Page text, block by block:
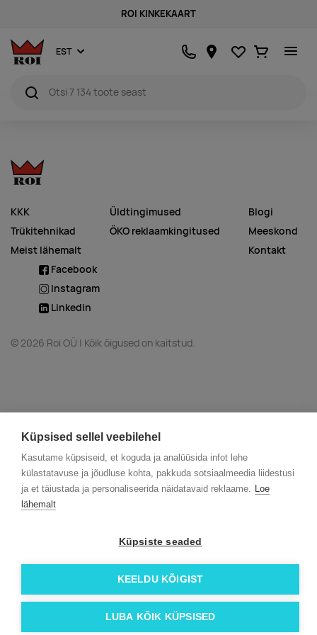
Küpsised sellel veebilehel
Kasutame küpsiseid, et koguda ja analüüsida infot lehe
külastatavuse ja jõudluse kohta, pakkuda sotsiaalmeedia liidestusi
ja et täiustada ja personaliseerida näidatavaid reklaame. Loe
lähemalt
Küpsiste seaded
KEELDU KÕIGIST
LUBA KÕIK KÜPSISED
ROI KINKEKAART
EST Lemmikud
Ostukorv
KKK
Trükitehnikad
Meist lähemalt
Üldtingimused
ÖKO reklaamkingitused
Blogi
Meeskond
Kontakt
Facebook
Instagram
Linkedin
© 2026 Roi OÜ | Kõik õigused on kaitstud.